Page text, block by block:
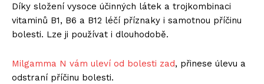
Díky složení vysoce účinných látek a trojkombinaci
vitaminů B1, B6 a B12 léčí příznaky i samotnou příčinu
bolesti. Lze ji používat i dlouhodobě.
Milgamma N vám uleví od bolesti zad, přinese úlevu a
odstraní příčinu bolesti.